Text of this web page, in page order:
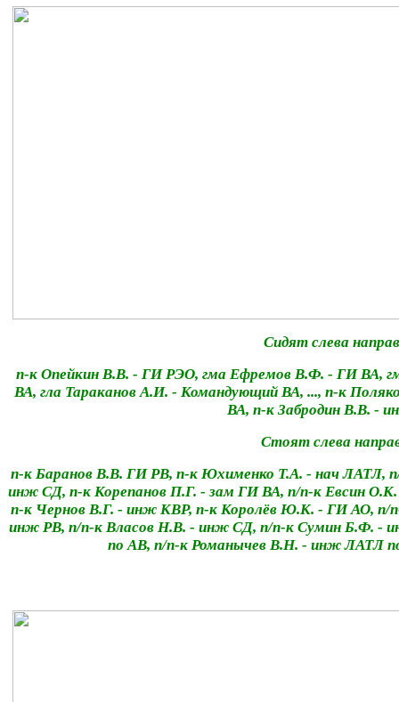
Сидят слева
п-к Опейкин В.В. - ГИ РЭО, гма Ефремов В.Ф. - ГИ ВА,
ВА, гла Тараканов А.И. - Командующий ВА, ..., п-к
ВА, п-к Забродин В.В. -
Стоят слева
п-к Баранов В.В. ГИ РВ, п-к Юхименко Т.А. - нач ЛАТЛ,
инж СД, п-к Корепанов П.Г. - зам ГИ ВА, п/п-к Евсин
п-к Чернов В.Г. - инж КВР, п-к Королёв Ю.К. - ГИ АО, п/
инж РВ, п/п-к Власов Н.В. - инж СД, п/п-к Сумин Б.Ф.
по АВ, п/п-к Романычев В.Н. - инж ЛАТЛ